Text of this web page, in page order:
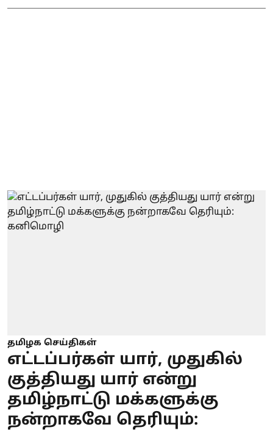
தமிழக செய்திகள்
எட்டப்பர்கள் யார், முதுகில்
குத்தியது யார் என்று
தமிழ்நாட்டு மக்களுக்கு
நன்றாகவே தெரியும்: